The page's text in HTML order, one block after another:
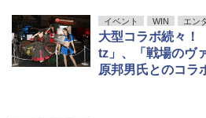
イベント WIN エン
大型コラボ続々
tz」、「戦場のヴ
原邦男氏とのコラ